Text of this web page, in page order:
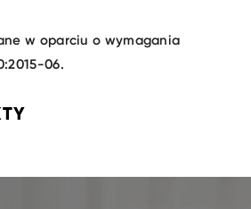
w oparciu o wymagania
06.